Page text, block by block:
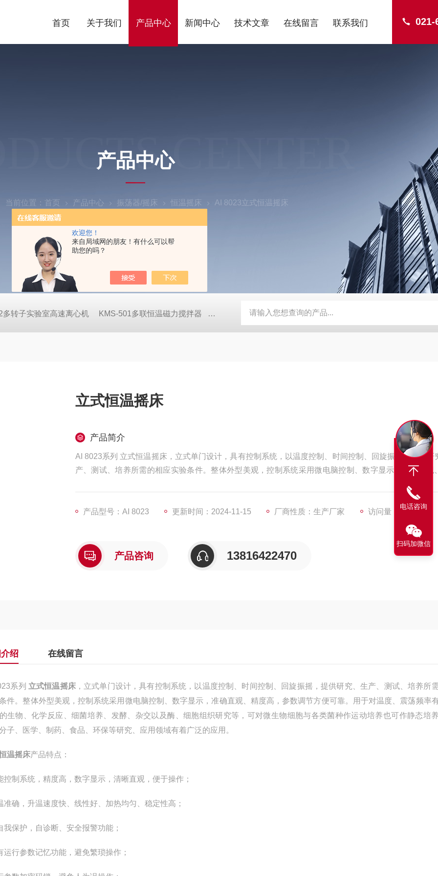
欢迎您！
来自局域网的朋友！有什么可以帮
助您的吗？
021-
首页 关于我们 产品中心 新闻中心 技术文章 在线留言 联系我们
CENTER
产品中心
当前位置： 首页 产品中心 振荡器/摇床 恒温摇床 AI 8023立式恒温摇床
多转子实验室高速离心机 KMS-501多联恒温磁力搅拌器 SG-3039系列数显恒温测速电动搅拌器
立式恒温摇床
产品简介
AI 8023系列 立式恒温摇床，立式单门设计，具有控制系统，以温度控制、时间控制、回旋振摇，提供研
产、测试、培养所需的相应实验条件。整体外型美观，控制系统采用微电脑控制、数字显示，准确直观
产品型号：AI 8023 更新时间：2024-11-15 厂商性质：生产厂家 访问量：3598
产品咨询 13816422470
绍 在线留言
系列 立式恒温摇床，立式单门设计，具有控制系统，以温度控制、时间控制、回旋振摇，提供研究、生产、测试、培养所
件。整体外型美观，控制系统采用微电脑控制、数字显示，准确直观、精度高，参数调节方便可靠。用于对温度、震荡频率
生物、化学反应、细菌培养、发酵、杂交以及酶、细胞组织研究等，可对微生物细胞与各类菌种作运动培养也可作静态培
子、医学、制药、食品、环保等研究、应用领域有着广泛的应用。
温摇床产品特点：
控制系统，精度高，数字显示，清晰直观，便于操作；
准确，升温速度快、线性好、加热均匀、稳定性高；
我保护，自诊断、安全报警功能；
运行参数记忆功能，避免繁琐操作；
电话咨询
扫码加微信